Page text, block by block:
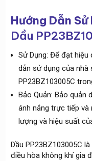
Hướng Dẫn
Dầu
Sử Dụng: Để đạt
dẫn sử dụng của nhà
PP23BZ103005C
Bảo Quản: Bảo quản
ánh nắng trực tiếp
lượng và hiệu suất
Dầu PP23BZ103005C
điều hòa không khí gia